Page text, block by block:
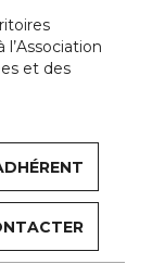
l’Association
et des